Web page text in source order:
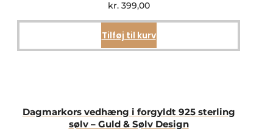
kr.399,00
Tilføj til kurv
Dagmarkors vedhæng i forgyldt 925 sterling
sølv – Guld & Sølv Design